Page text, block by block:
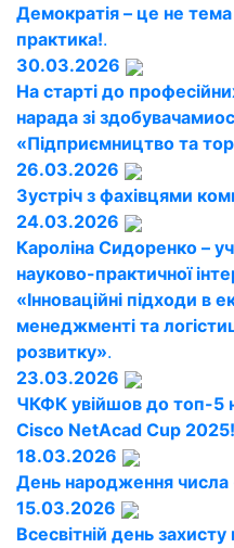
Демократія – це не
практика!.
30.03.2026
На старті до
нарада зі
«Підприємництво та
26.03.2026
Зустріч з фахівцями
24.03.2026
Кароліна Сидоренко –
науково-практичної
«Інноваційні підходи в
менеджменті та
розвитку».
23.03.2026
ЧКФК увійшов до топ-5
Cisco NetAcad Cup 2025!
18.03.2026
День народження числа
15.03.2026
Всесвітній день